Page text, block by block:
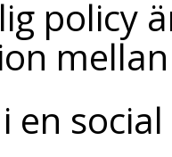
policy
en